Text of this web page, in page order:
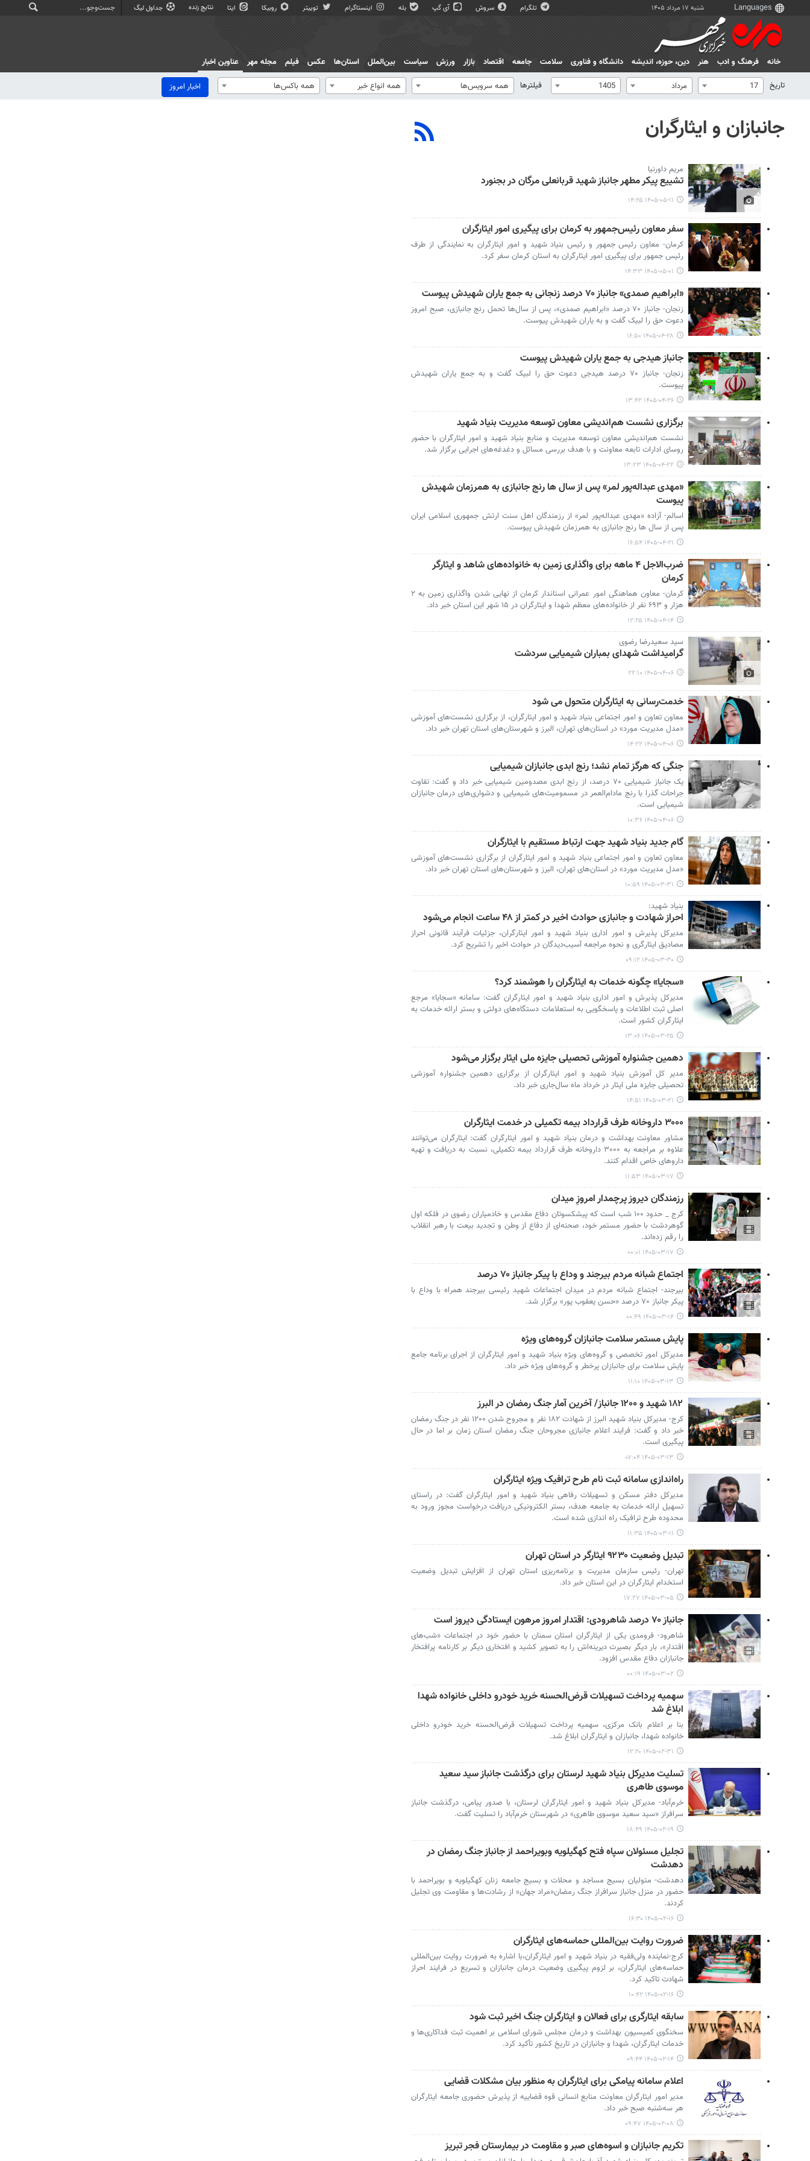
شنبه ۱۷ مرداد ۱۴۰۵ تلگرام سروش آی گپ بله اینستاگرام توییتر روبیکا ایتا نتایج زنده جداول لیگ
خانه فرهنگ و ادب هنر دين، حوزه، انديشه دانشگاه و فناوری سلامت جامعه اقتصاد بازار ورزش سیاست بین‌الملل استان‌ها عکس فیلم مجله مهر
عناوین اخبار
تاریخ
17 مرداد 1405 فیلترها همه سرویس‌ها همه انواع خبر همه باکس‌ها اخبار امروز
جانبازان و ایثارگران
مریم داورنیا
تشییع پیکر مطهر جانباز شهید قربانعلی مرگان در بجنورد
۱۴۰۵-۰۵-۱۱ ۱۴:۲۵
سفر معاون رئیس‌جمهور به کرمان برای پیگیری امور ایثارگران
کرمان- معاون رئیس جمهور و رئیس بنیاد شهید و امور ایثارگران به نمایندگی از طرف
رئیس جمهور برای پیگیری امور ایثارگران به استان کرمان سفر کرد.
۱۴۰۵-۰۵-۰۱ ۱۴:۳۳
«ابراهیم صمدی» جانباز ۷۰ درصد زنجانی به جمع یاران شهیدش پیوست
زنجان- جانباز ۷۰ درصد «ابراهیم صمدی»، پس از سال‌ها تحمل رنج جانبازی، صبح امروز
دعوت حق را لبیک گفت و به یاران شهیدش پیوست.
۱۴۰۵-۰۴-۲۸ ۱۶:۵۰
جانباز هیدجی به جمع یاران شهیدش پیوست
زنجان- جانباز ۷۰ درصد هیدجی دعوت حق را لبیک گفت و به جمع یاران شهیدش
پیوست.
۱۴۰۵-۰۴-۲۶ ۱۳:۴۲
برگزاری نشست هم‌اندیشی معاون توسعه مدیریت بنیاد شهید
نشست هم‌اندیشی معاون توسعه مدیریت و منابع بنیاد شهید و امور ایثارگران با حضور
روسای ادارات تابعه معاونت و با هدف بررسی مسائل و دغدغه‌های اجرایی برگزار شد.
۱۴۰۵-۰۴-۲۲ ۱۳:۲۳
«مهدی عبداله‌پور لمر» پس از سال ها رنج جانبازی به همرزمان شهیدش
پیوست
اسالم- آزاده «مهدی عبداله‌پور لمر» از رزمندگان اهل سنت ارتش جمهوری اسلامی ایران
پس از سال ها رنج جانبازی به همرزمان شهیدش پیوست.
۱۴۰۵-۰۴-۲۱ ۱۶:۵۴
ضرب‌الاجل ۴ ماهه برای واگذاری زمین به خانواده‌های شاهد و ایثارگر
کرمان
کرمان- معاون هماهنگی امور عمرانی استاندار کرمان از نهایی شدن واگذاری زمین به ۲
هزار و ۶۹۳ نفر از خانواده‌های معظم شهدا و ایثارگران در ۱۵ شهر این استان خبر داد.
۱۴۰۵-۰۴-۱۴ ۱۲:۲۵
سید سعیدرضا رضوی
گرامیداشت شهدای بمباران شیمیایی سردشت
۱۴۰۵-۰۴-۰۶ ۲۲:۱۰
خدمت‌رسانی به ایثارگران متحول می شود
معاون تعاون و امور اجتماعی بنیاد شهید و امور ایثارگران، از برگزاری نشست‌های ٱموزشی
«مدل مدیریت مورد» در استان‌های تهران، البرز و شهرستان‌های استان تهران خبر داد.
۱۴۰۵-۰۴-۰۶ ۱۴:۲۲
جنگی که هرگز تمام نشد؛ رنج ابدی جانبازان شیمیایی
یک جانباز شیمیایی ۷۰ درصد، از رنج ابدی مصدومین شیمیایی خبر داد و گفت: تفاوت
جراحات گذرا با رنج مادام‌العمر در مسمومیت‌های شیمیایی و دشواری‌های درمان جانبازان
شیمیایی است.
۱۴۰۵-۰۴-۰۶ ۱۰:۳۶
گام جدید بنیاد شهید جهت ارتباط مستقیم با ایثارگران
معاون تعاون و امور اجتماعی بنیاد شهید و امور ایثارگران از برگزاری نشست‌های آموزشی
«مدل مدیریت مورد» در استان‌های تهران، البرز و شهرستان‌های استان تهران خبر داد.
۱۴۰۵-۰۳-۳۱ ۱۰:۵۹
بنیاد شهید:
احراز شهادت و جانبازی حوادث اخیر در کمتر از ۴۸ ساعت انجام می‌شود
مدیرکل پذیرش و امور اداری بنیاد شهید و امور ایثارگران، جزئیات فرآیند قانونی احراز
مصادیق ایثارگری و نحوه مراجعه آسیب‌دیدگان در حوادث اخیر را تشریح کرد.
۱۴۰۵-۰۳-۳۰ ۰۹:۱۲
«سجایا» چگونه خدمات به ایثارگران را هوشمند کرد؟
مدیرکل پذیرش و امور اداری بنیاد شهید و امور ایثارگران گفت: سامانه «سجایا» مرجع
اصلی ثبت اطلاعات و پاسخگویی به استعلامات دستگاه‌های دولتی و بستر ارائه خدمات به
ایثارگران کشور است.
۱۴۰۵-۰۳-۲۵ ۱۳:۰۶
دهمین جشنواره آموزشی تحصیلی جایزه ملی ایثار برگزار می‌شود
مدیر کل آموزش بنیاد شهید و امور ایثارگران از برگزاری دهمین جشنواره آموزشی
تحصیلی جایزه ملی ایثار در خرداد ماه سال‌جاری خبر داد.
۱۴۰۵-۰۳-۲۱ ۱۴:۵۱
۳۰۰۰ داروخانه طرف قرارداد بیمه تکمیلی در خدمت ایثارگران
مشاور معاونت بهداشت و درمان بنیاد شهید و امور ایثارگران گفت: ایثارگران می‌توانند
علاوه بر مراجعه به ۳۰۰۰ داروخانه طرف قرارداد بیمه تکمیلی، نسبت به دریافت و تهیه
داروهای خاص اقدام کنند.
۱۴۰۵-۰۳-۱۷ ۱۱:۵۳
رزمندگان دیروز پرچمدار امروزِ میدان
کرج _ حدود ۱۰۰ شب است که پیشکسوتان دفاع مقدس و خادمیاران رضوی در فلکه اول
گوهردشت با حضور مستمر خود، صحنه‌ای از دفاع از وطن و تجدید بیعت با رهبر انقلاب
را رقم زده‌اند.
۱۴۰۵-۰۳-۱۷ ۰۰:۰۱
اجتماع شبانه مردم بیرجند و وداع با پیکر جانباز ۷۰ درصد
بیرجند- اجتماع شبانه مردم در میدان اجتماعات شهید رئیسی بیرجند همراه با وداع با
پیکر جانباز ۷۰ درصد «حسن یعقوب پور» برگزار شد.
۱۴۰۵-۰۳-۱۴ ۰۰:۴۹
پایش مستمر سلامت جانبازان گروه‌های ویژه
مدیرکل امور تخصصی و گروه‌های ویژه بنیاد شهید و امور ایثارگران از اجرای برنامه جامع
پایش سلامت برای جانبازان پرخطر و گروه‌های ویژه خبر داد.
۱۴۰۵-۰۳-۱۳ ۱۱:۱۰
۱۸۲ شهید و ۱۲۰۰ جانباز/ آخرین آمار جنگ رمضان در البرز
کرج- مدیرکل بنیاد شهید البرز از شهادت ۱۸۲ نفر و مجروح شدن ۱۲۰۰ نفر در جنگ رمضان
خبر داد و گفت: فرایند اعلام جانبازی مجروحان جنگ رمضان استان زمان‌ بر اما در حال
پیگیری است.
۱۴۰۵-۰۳-۱۳ ۰۷:۰۴
راه‌اندازی سامانه ثبت نام طرح ترافیک ویژه ایثارگران
مدیرکل دفتر مسکن و تسهیلات رفاهی بنیاد شهید و امور ایثارگران گفت: در راستای
تسهیل ارائه خدمات به جامعه هدف، بستر الکترونیکی دریافت درخواست مجوز ورود به
محدوده طرح ترافیک راه اندازی شده است.
۱۴۰۵-۰۳-۱۱ ۱۱:۳۵
تبدیل وضعیت ۹۲۳۰ ایثارگر در استان تهران
تهران- رئیس سازمان مدیریت و برنامه‌ریزی استان تهران از افزایش تبدیل وضعیت
استخدام ایثارگران در این استان خبر داد.
۱۴۰۵-۰۳-۰۵ ۱۷:۲۷
جانباز ۷۰ درصد شاهرودی: اقتدار امروز مرهون ایستادگی دیروز است
شاهرود- فرومدی یکی از ایثارگران استان سمنان با حضور خود در اجتماعات «شب‌های
اقتدار»، بار دیگر بصیرت دیرینه‌اش را به تصویر کشید و افتخاری دیگر بر کارنامه پرافتخار
جانبازان دفاع مقدس افزود.
۱۴۰۵-۰۳-۰۲ ۰۰:۱۹
سهمیه پرداخت تسهیلات قرض‌الحسنه خرید خودرو داخلی خانواده شهدا
ابلاغ شد
بنا بر اعلام بانک مرکزی، سهمیه پرداخت تسهیلات قرض‌الحسنه خرید خودرو داخلی
خانواده شهدا، جانبازان و ایثارگران ابلاغ شد.
۱۴۰۵-۰۲-۳۱ ۱۲:۲۰
تسلیت مدیرکل بنیاد شهید لرستان برای درگذشت جانباز سید سعید
موسوی طاهری
خرم‌آباد- مدیرکل بنیاد شهید و امور ایثارگران لرستان، با صدور پیامی، درگذشت جانباز
سرافراز «سید سعید موسوی طاهری» در شهرستان خرم‌آباد را تسلیت گفت.
۱۴۰۵-۰۲-۱۹ ۱۸:۴۹
تجلیل مسئولان سپاه فتح کهگیلویه وبویراحمد از جانباز جنگ رمضان در
دهدشت
دهدشت- متولیان بسیج مساجد و محلات و بسیج جامعه زنان کهگیلویه و بویراحمد با
حضور در منزل جانباز سرافراز جنگ رمضان«مراد جهان» از رشادت‌ها و مقاومت وی تجلیل
کردند.
۱۴۰۵-۰۲-۱۶ ۱۶:۳۰
ضرورت روایت بین‌المللی حماسه‌های ایثارگران
کرج-نماینده ولی‌فقیه در بنیاد شهید و امور ایثارگران،با اشاره به ضرورت روایت بین‌المللی
حماسه‌های ایثارگران، بر لزوم پیگیری وضعیت درمان جانبازان و تسریع در فرایند احراز
شهادت تاکید کرد.
۱۴۰۵-۰۲-۱۶ ۱۰:۴۲
سابقه ایثارگری برای فعالان و ایثارگران جنگ اخیر ثبت شود
سخنگوی کمیسیون بهداشت و درمان مجلس شورای اسلامی بر اهمیت ثبت فداکاری‌ها و
خدمات ایثارگران، شهدا و جانبازان در تاریخ کشور تأکید کرد.
۱۴۰۵-۰۲-۱۴ ۰۹:۴۴
اعلام سامانه پیامکی برای ایثارگران به منظور بیان مشکلات قضایی
مدیر امور ایثارگران معاونت منابع انسانی قوه قضاییه از پذیرش حضوری جامعه ایثارگران
هر سه‌شنبه صبح خبر داد.
۱۴۰۵-۰۲-۰۸ ۰۹:۴۷
تکریم جانبازان و اسوه‌های صبر و مقاومت در بیمارستان فجر تبریز